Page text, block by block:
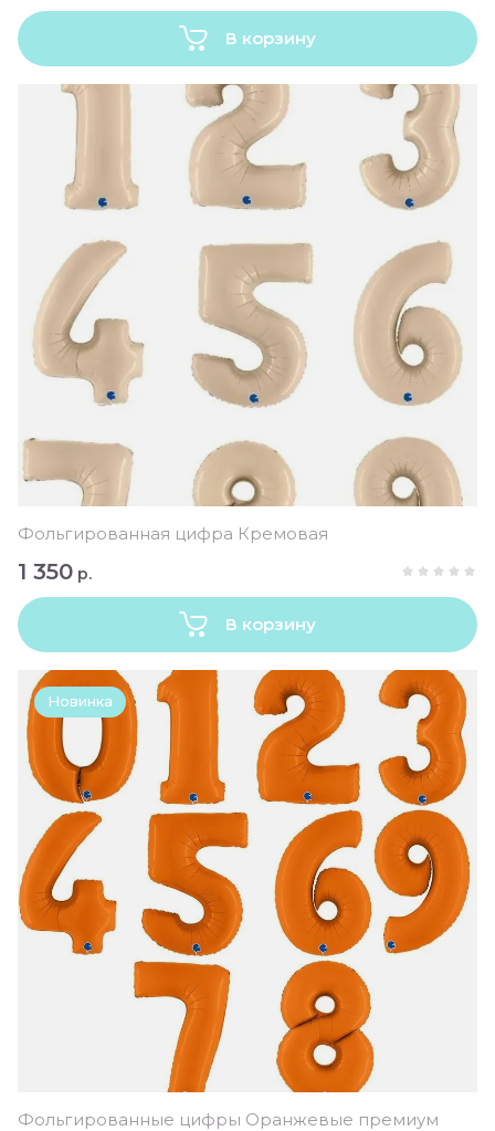
В корзину
Фольгированная цифра Кремовая
1 350 р.
В корзину
Новинка
Фольгированные цифры Оранжевые премиум